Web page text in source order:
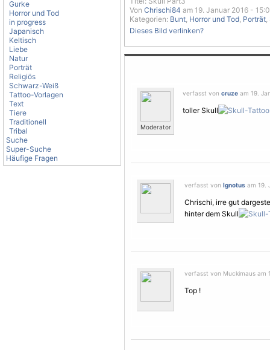
Gurke
Horror und Tod
in progress
Japanisch
Keltisch
Liebe
Natur
Porträt
Religiös
Schwarz-Weiß
Tattoo-Vorlagen
Text
Tiere
Traditionell
Tribal
Suche
Super-Suche
Häufige Fragen
Von Chrischi84 am 19. Januar 2016 -
Kategorien: Bunt, Horror und Tod, Porträt,
Dieses Bild verlinken?
Moderator
verfasst von cruze am 19.
toller Skull
verfasst von Ignotus am 19.
Chrischi, irre gut
hinter dem Skull
verfasst von Muckimaus am
Top !